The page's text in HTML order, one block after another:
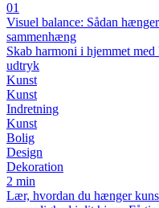
01
Visuel balance: Sådan
sammenhæng
Skab harmoni i hjemmet
udtryk
Kunst
Kunst
Indretning
Kunst
Bolig
Design
Dekoration
2 min
Lær, hvordan du hænger